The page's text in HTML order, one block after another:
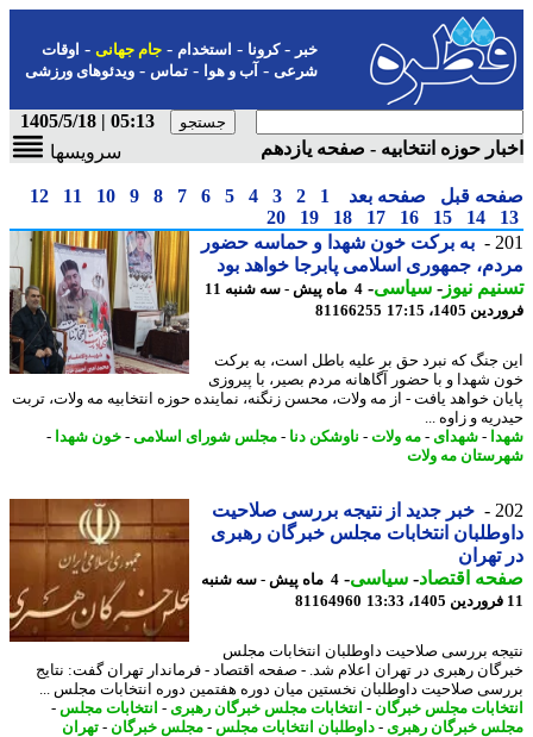
-کرونا-استخدام- جام جهانی-اوقات
شرعی-آب و هوا-تماس-ویدئوهای ورزشی
05:13 | 1405/5/18
حوزه انتخابیه - صفحه یازدهم
سرویسها
قبل صفحه بعد 1
2
3
4
5
6
7
8
9
10
11
12
14
15
16
17
18
19
20
به برکت خون شهدا و حماسه حضور
جمهوری اسلامی پابرجا خواهد بود
نیوز-سیاسی-
4 ماه پیش - سه شنبه 11
1405، 17:15
81166255
جنگ که نبرد حق بر علیه باطل است، به برکت
شهدا و با حضور آگاهانه مردم بصیر، با پیروزی
خواهد یافت - از مه ولات، محسن زنگنه، نماینده حوزه انتخابیه مه ولات، تربت
و زاوه ...
-شهدای- مه ولات-ناوشکن دنا- مجلس شورای اسلامی-خون شهدا-
مه ولات
خبر جدید از نتیجه بررسی صلاحیت
انتخابات مجلس خبرگان رهبری
اقتصاد-سیاسی-
4 ماه پیش - سه شنبه
81164960
بررسی صلاحیت داوطلبان انتخابات مجلس
رهبری در تهران اعلام شد. - صفحه اقتصاد - فرماندار تهران گفت: نتایج
صلاحیت داوطلبان نخستین میان دوره هفتمین دوره انتخابات مجلس ...
مجلس خبرگان -انتخابات مجلس خبرگان رهبری- انتخابات مجلس-
خبرگان رهبری- داوطلبان انتخابات مجلس-مجلس خبرگان -تهران